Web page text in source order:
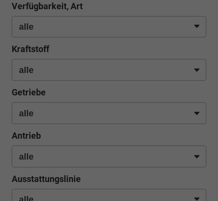
Verfügbarkeit, Art
Kraftstoff
Getriebe
Antrieb
Ausstattungslinie